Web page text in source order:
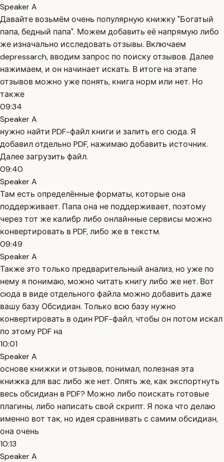
Speaker A
Давайте возьмём очень популярную книжку "Богатый
папа, бедный папа". Можем добавить её напрямую либо
же изначально исследовать отзывы. Включаем
depressarch, вводим запрос по поиску отзывов. Далее
нажимаем, и он начинает искать. В итоге на этапе
отзывов можно уже понять, книга норм или нет. Но
также
09:34
Speaker A
нужно найти PDF-файл книги и залить его сюда. Я
добавил отдельно PDF, нажимаю добавить источник.
Далее загрузить файл.
09:40
Speaker A
Там есть определённые форматы, которые она
поддерживает. Папа она не поддерживает, поэтому
через тот же калибр либо онлайнные сервисы можно
конвертировать в PDF, либо же в текстм.
09:49
Speaker A
Также это только предварительный анализ, но уже по
нему я понимаю, можно читать книгу либо же нет. Вот
сюда в виде отдельного файла можно добавить даже
вашу базу Обсидиан. Только всю базу нужно
конвертировать в один PDF-файл, чтобы он потом искал
по этому PDF на
10:01
Speaker A
основе книжки и отзывов, понимал, полезная эта
книжка для вас либо же нет. Опять же, как экспортнуть
весь обсидиан в PDF? Можно либо поискать готовые
плагины, либо написать свой скрипт. Я пока что делаю
именно вот так, но идея сравнивать с самим обсидиан,
она очень
10:13
Speaker A